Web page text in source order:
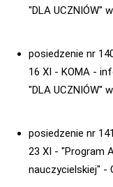
"DLA UCZNIÓW"
posiedzenie nr
16 XI - KOMA -
"DLA UCZNIÓW"
posiedzenie nr
23 XI - "Program
nauczycielskiej" -